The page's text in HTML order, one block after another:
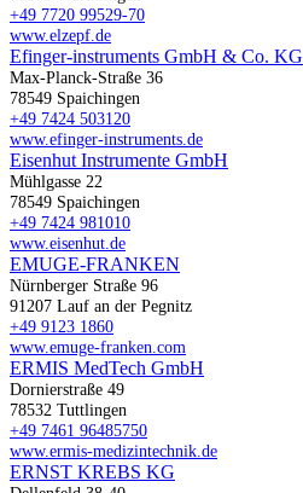
+49 7720 99529-70
www.elzepf.de
Efinger-instruments GmbH & Co. KG
Max-Planck-Straße 36
78549 Spaichingen
+49 7424 503120
www.efinger-instruments.de
Eisenhut Instrumente GmbH
Mühlgasse 22
78549 Spaichingen
+49 7424 981010
www.eisenhut.de
EMUGE-FRANKEN
Nürnberger Straße 96
91207 Lauf an der Pegnitz
+49 9123 1860
www.emuge-franken.com
ERMIS MedTech GmbH
Dornierstraße 49
78532 Tuttlingen
+49 7461 96485750
www.ermis-medizintechnik.de
ERNST KREBS KG